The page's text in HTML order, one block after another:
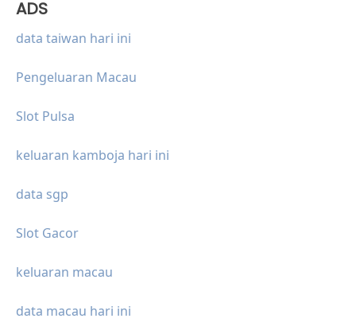
ADS
data taiwan hari ini
Pengeluaran Macau
Slot Pulsa
keluaran kamboja hari ini
data sgp
Slot Gacor
keluaran macau
data macau hari ini